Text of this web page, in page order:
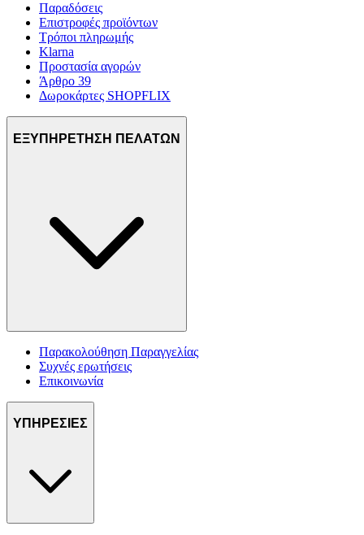
Παραδόσεις
Επιστροφές προϊόντων
Τρόποι πληρωμής
Klarna
Προστασία αγορών
Άρθρο 39
Δωροκάρτες SHOPFLIX
ΕΞΥΠΗΡΕΤΗΣΗ ΠΕΛΑΤΩΝ
Παρακολούθηση Παραγγελίας
Συχνές ερωτήσεις
Επικοινωνία
ΥΠΗΡΕΣΙΕΣ